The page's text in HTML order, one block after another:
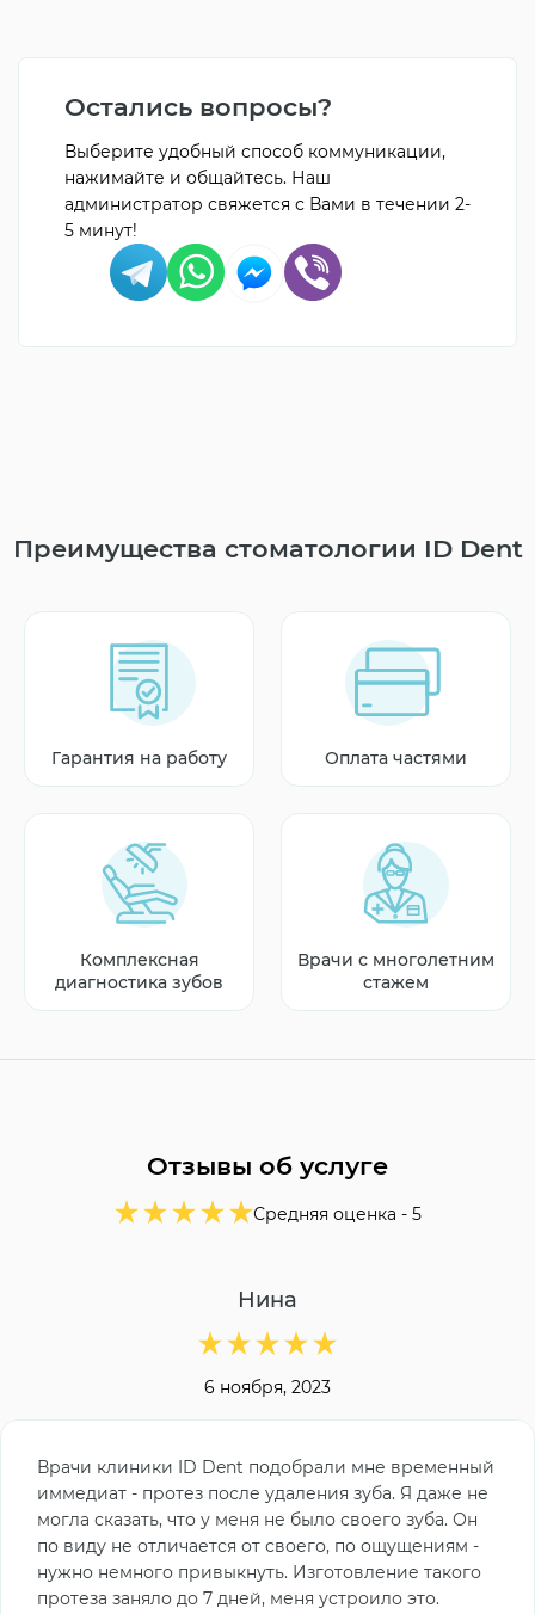
Остались вопросы?
Выберите удобный способ коммуникации,
нажимайте и общайтесь. Наш
администратор свяжется с Вами в течении 2-
5 минут!
Преимущества стоматологии ID Dent
Гарантия на работу Оплата частями
Комплексная
диагностика зубов
Врачи с многолетним
стажем
Отзывы об услуге
Средняя оценка - 5
Нина
6 ноября, 2023
Врачи клиники ID Dent подобрали мне временный
иммедиат - протез после удаления зуба. Я даже не
могла сказать, что у меня не было своего зуба. Он
по виду не отличается от своего, по ощущениям -
нужно немного привыкнуть. Изготовление такого
протеза заняло до 7 дней, меня устроило это.